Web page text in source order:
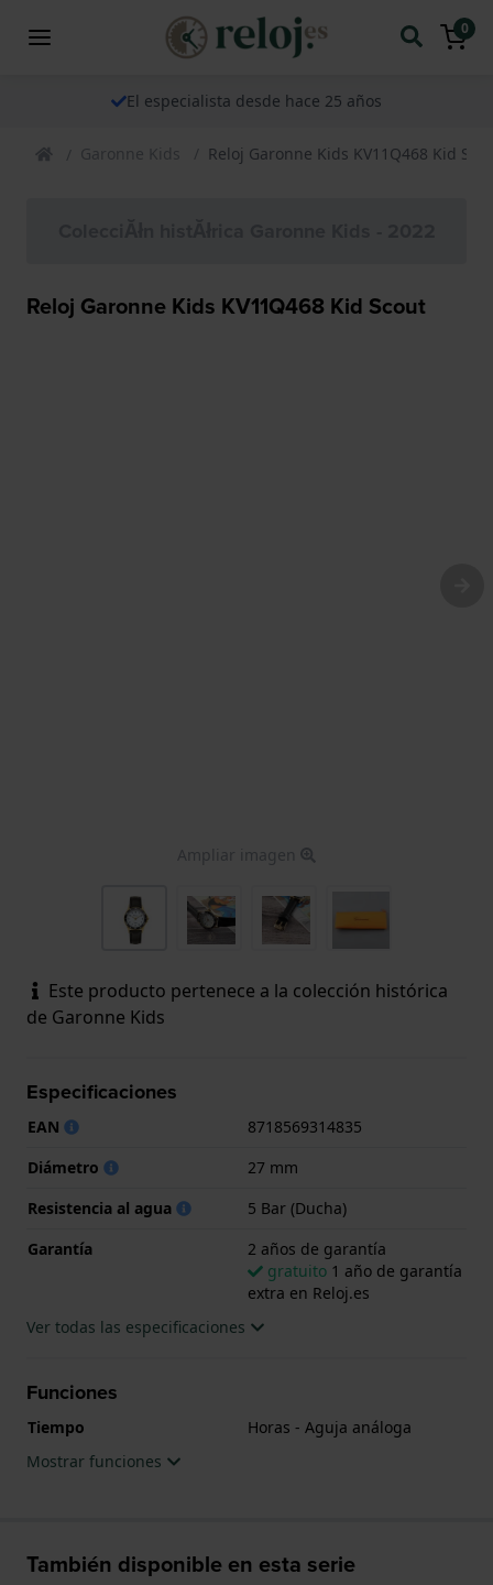
0
El especialista desde hace 25 años
Garonne Kids Reloj Garonne Kids KV11Q468 Kid
Reloj Garonne Kids KV11Q468 Kid Scout
Ampliar imagen
Este producto pertenece a la colección histórica
de Garonne Kids
Especificaciones
EAN
8718569314835
Diámetro
27 mm
Resistencia al agua
5 Bar (Ducha)
Garantía
2 años de garantía
gratuito 1 año de garantía
extra en Reloj.es
Ver todas las especificaciones
Funciones
Tiempo
Horas - Aguja análoga
Mostrar funciones
También disponible en esta serie